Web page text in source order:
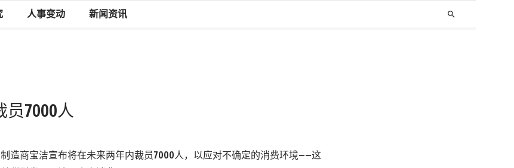
人事变动 新闻资讯 search
员7000人
造商宝洁宣布将在未来两年内裁员7000人，以应对不确定的消费环境——这